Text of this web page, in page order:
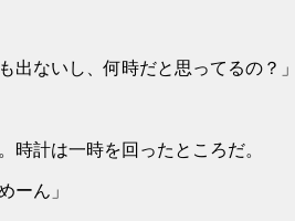
出ないし、何時だと思ってるの？」
計は一時を回ったところだ。
ーん」